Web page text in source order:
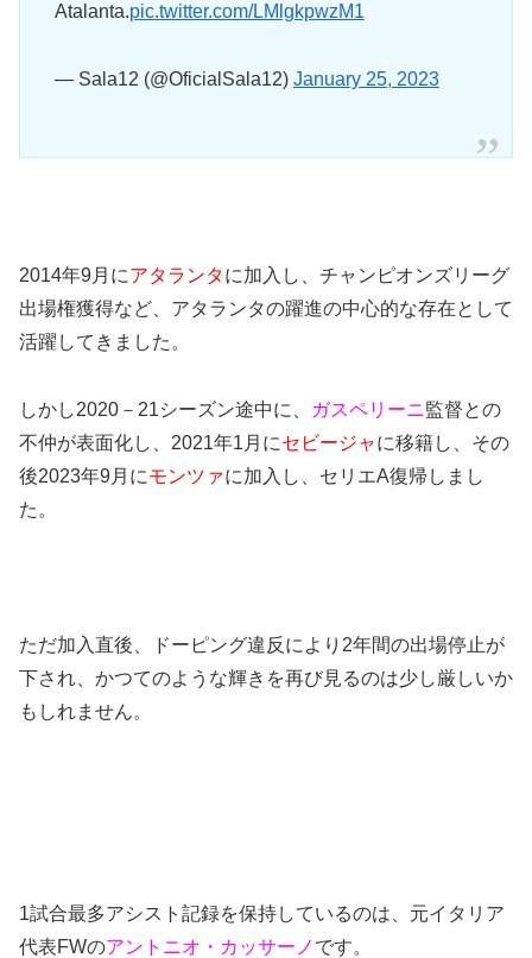
Atalanta.pic.twitter.com/LMlgkpwzM1
— Sala12 (@OficialSala12) January 25, 2023
2014年9月にアタランタに加入し、チャンピオンズリーグ
出場権獲得など、アタランタの躍進の中心的な存在として
活躍してきました。
しかし2020－21シーズン途中に、 ガスペリーニ監督との
不仲が表面化し、2021年1月にセビージャに移籍し、その
後2023年9月にモンツァに加入し、セリエA復帰しまし
た。
ただ加入直後、ドーピング違反により2年間の出場停止が
下され、かつてのような輝きを再び見るのは少し厳しいか
もしれません。
1試合最多アシスト記録を保持しているのは、元イタリア
代表FWのアントニオ・カッサーノ です。